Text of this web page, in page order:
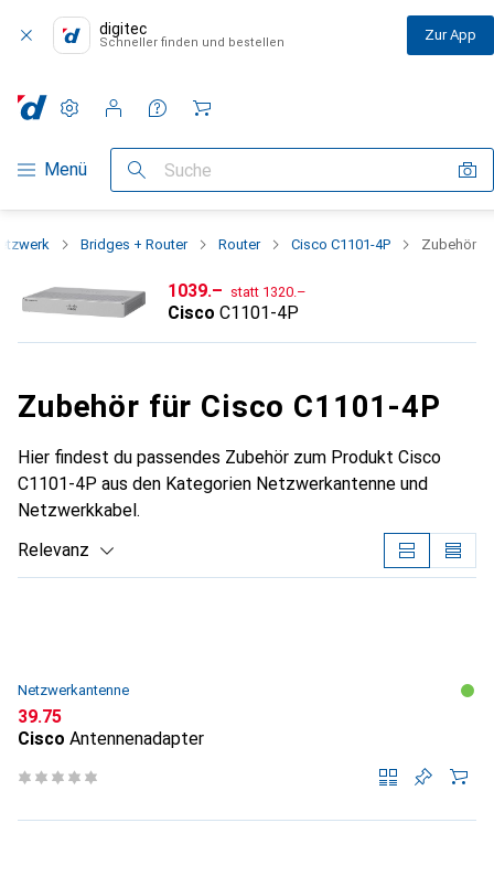
digitec
Schneller finden und bestellen Zur App
Navigation nach Kategorien
Menü Suche
Einstellungen
Kundenkonto
Vergleichslisten
Merklisten
Warenkorb
Bridges + Router Router Cisco C1101-4P Zubehör
CHF
1039.– statt CHF
1320.–
Cisco C1101-4P
Zubehör für Cisco C1101-4P
Hier findest du passendes Zubehör zum Produkt Cisco
C1101-4P aus den Kategorien Netzwerkantenne und
Netzwerkkabel.
Relevanz
Netzwerkantenne
CHF
39.75
Cisco Antennenadapter